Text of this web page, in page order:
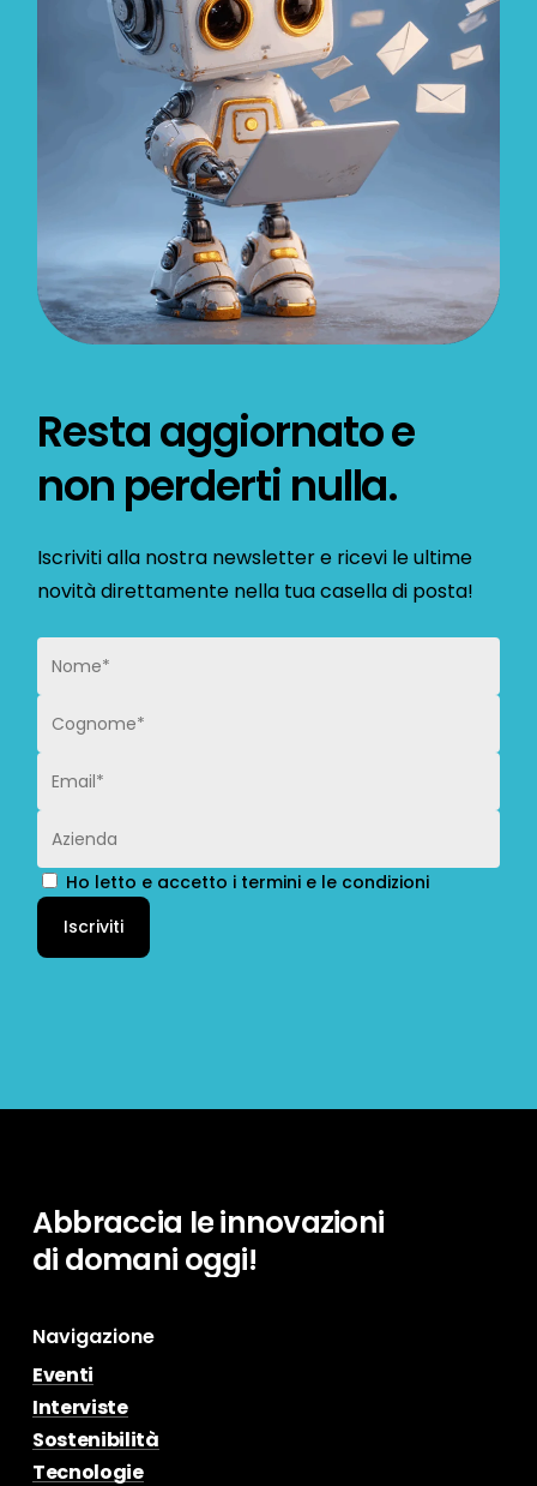
Resta aggiornato e
non perderti nulla.
Iscriviti alla nostra newsletter e ricevi le ultime
novità direttamente nella tua casella di posta!
Ho letto e accetto i termini e le condizioni
Abbraccia leinnovazioni
di domani oggi!
Navigazione
Eventi
Interviste
Sostenibilità
Tecnologie